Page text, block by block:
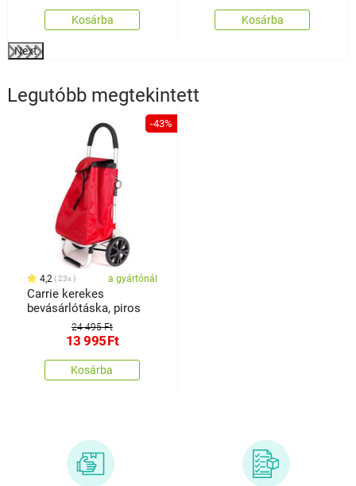
Kosárba Kosárba
Next
Legutóbb megtekintett
-43%
4,2 23x a gyártónál
Carrie kerekes
bevásárlótáska, piros
24 495 Ft
13 995Ft
Kosárba